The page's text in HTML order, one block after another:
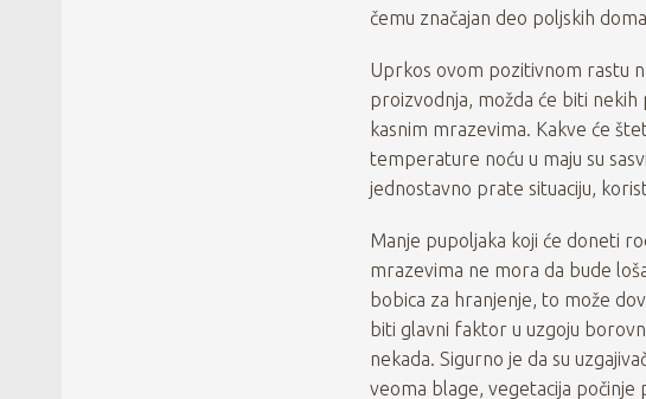
čemu značajan deo poljskih
Uprkos ovom pozitivnom rastu
proizvodnja, možda će biti
kasnim mrazevima. Kakve će
temperature noću u maju su
jednostavno prate situaciju,
Manje pupoljaka koji će doneti
mrazevima ne mora da bude
bobica za hranjenje, to može
biti glavni faktor u uzgoju
nekada. Sigurno je da su
veoma blage, vegetacija